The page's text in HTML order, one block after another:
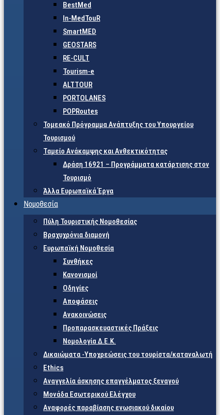
BestMed
In-MedTouR
SmartMED
GEOSTARS
RE-CULT
Tourism-e
ALTTOUR
PORTOLANES
POPRoutes
Τομεακό Πρόγραμμα Ανάπτυξης του Υπουργείου
Τουρισμού
Ταμείο Ανάκαμψης και Ανθεκτικότητας
Δράση 16921 – Προγράμματα κατάρτισης στον
Τουρισμό
Άλλα Ευρωπαϊκά Έργα
Νομοθεσία
Πύλη Τουριστικής Νομοθεσίας
Βραχυχρόνια διαμονή
Ευρωπαϊκή Νομοθεσία
Συνθήκες
Κανονισμοί
Οδηγίες
Αποφάσεις
Ανακοινώσεις
Προπαρασκευαστικές Πράξεις
Νομολογία Δ.Ε.Κ.
Δικαιώματα -Υποχρεώσεις του τουρίστα/καταναλωτή
Ethics
Αναγγελία άσκησης επαγγέλματος ξεναγού
Μονάδα Εσωτερικού Ελέγχου
Αναφορές παραβίασης ενωσιακού δικαίου